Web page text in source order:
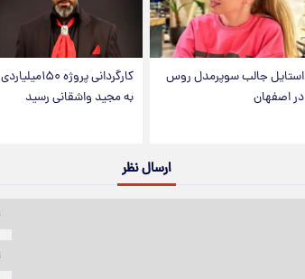
استایل جالب سوپرمدل روس
در اصفهان
کارگردانی پروژه ۱۵۰میلیاردی
به مجید واشقانی رسید
ارسال نظر